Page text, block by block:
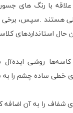
با رنگ های
هستند .سپس، برخی
حال استانداردهای
روشی
خطی ساده چشم را
را به آن اضافه